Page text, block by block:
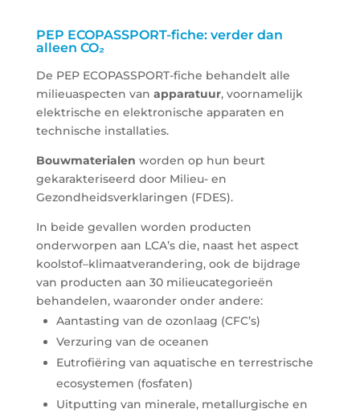
PEP ECOPASSPORT-fiche: verder dan
alleen CO₂
De PEP ECOPASSPORT-fiche behandelt alle
milieuaspecten van apparatuur, voornamelijk
elektrische en elektronische apparaten en
technische installaties.
Bouwmaterialen worden op hun beurt
gekarakteriseerd door Milieu- en
Gezondheidsverklaringen (FDES).
In beide gevallen worden producten
onderworpen aan LCA’s die, naast het aspect
koolstof–klimaatverandering, ook de bijdrage
van producten aan 30 milieucategorieën
behandelen, waaronder onder andere:
Aantasting van de ozonlaag (CFC’s)
Verzuring van de oceanen
Eutrofiëring van aquatische en terrestrische
ecosystemen (fosfaten)
Uitputting van minerale, metallurgische en